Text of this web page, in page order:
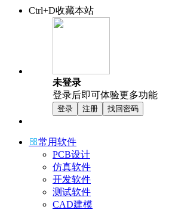
Ctrl+D收藏本站
未登录
登录后即可体验更多功能
登录 注册 找回密码
常用软件
PCB设计
仿真软件
开发软件
测试软件
CAD建模